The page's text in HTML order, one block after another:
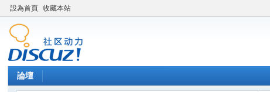
設為首頁 收藏本站
論壇